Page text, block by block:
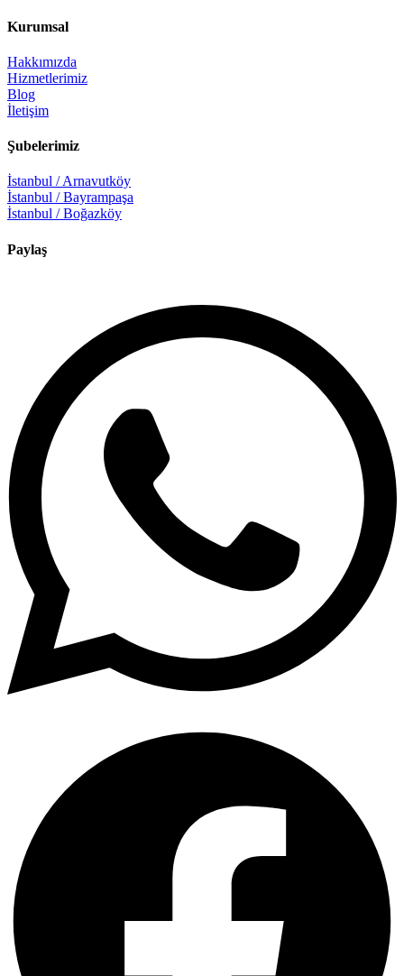
Kurumsal
Hakkımızda
Hizmetlerimiz
Blog
İletişim
Şubelerimiz
İstanbul / Arnavutköy
İstanbul / Bayrampaşa
İstanbul / Boğazköy
Paylaş